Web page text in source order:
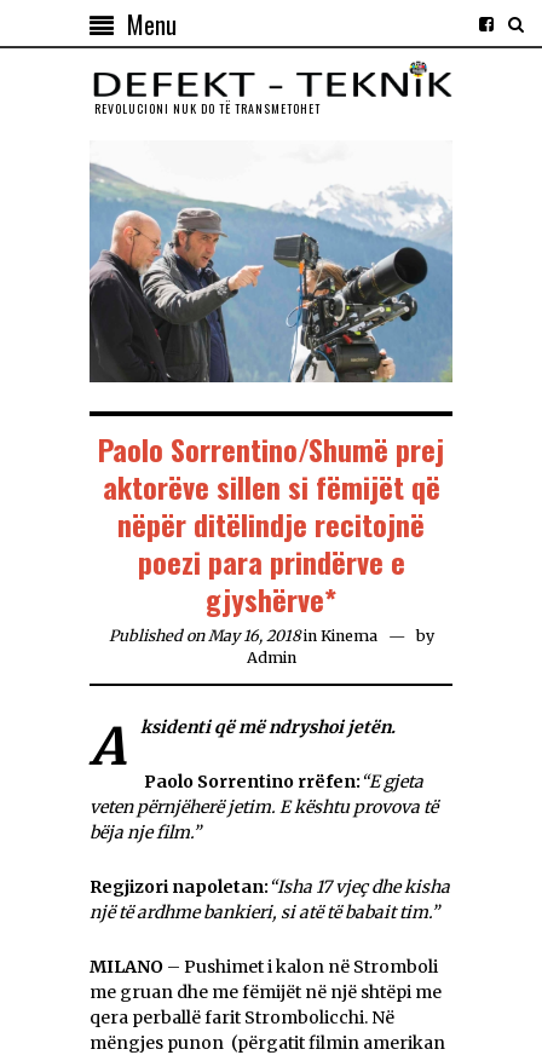
Menu
REVOLUCIONI NUK DO TЁ TRANSMETOHET
Paolo Sorrentino/Shumë prej
aktorëve sillen si fëmijët që
nëpër ditëlindje recitojnë
poezi para prindërve e
gjyshërve*
Published on May 16, 2018 in Kinema
by
Admin
Aksidenti që më ndryshoi jetën.
Paolo Sorrentino rrëfen: “E gjeta
veten përnjëherëjetim. E kështu provova të
bëja nje film.”
Regjizori napoletan: “Isha 17 vjeçdhe kisha
një të ardhme bankieri, si atë të babait tim.”
MILANO – Pushimet i kalon në Stromboli
me gruan dhe me fëmijët në një shtëpi me
qera perballë farit Strombolicchi. Në
mëngjes punon (përgatit filmin amerikan